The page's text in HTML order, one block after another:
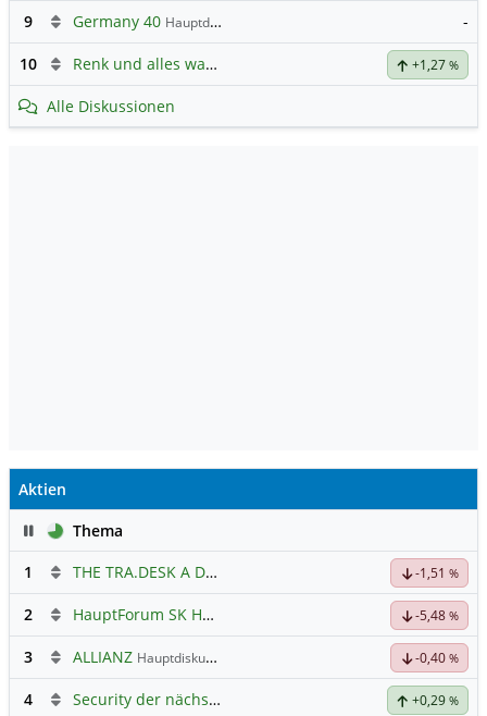
9 Germany 40 Hauptdiskussion -
10 Renk und alles was dazugehört +1,27 %
Alle Diskussionen
Aktien
PauseThema
1
THE TRA.DESK A DL-,000001 -1,51 %
2 HauptForum SK HYNIC -5,48 %
3 ALLIANZ Hauptdiskussion -0,40 %
4 Security der nächsten Generation +0,29 %